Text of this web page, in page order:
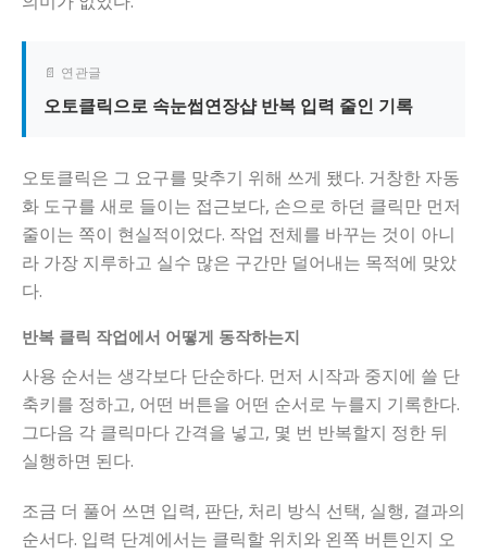
📄 연관글
오토클릭으로 속눈썹연장샵 반복 입력 줄인 기록
오토클릭은 그 요구를 맞추기 위해 쓰게 됐다. 거창한 자동
화 도구를 새로 들이는 접근보다, 손으로 하던 클릭만 먼저
줄이는 쪽이 현실적이었다. 작업 전체를 바꾸는 것이 아니
라 가장 지루하고 실수 많은 구간만 덜어내는 목적에 맞았
다.
반복 클릭 작업에서 어떻게 동작하는지
사용 순서는 생각보다 단순하다. 먼저 시작과 중지에 쓸 단
축키를 정하고, 어떤 버튼을 어떤 순서로 누를지 기록한다.
그다음 각 클릭마다 간격을 넣고, 몇 번 반복할지 정한 뒤
실행하면 된다.
조금 더 풀어 쓰면 입력, 판단, 처리 방식 선택, 실행, 결과의
순서다. 입력 단계에서는 클릭할 위치와 왼쪽 버튼인지 오